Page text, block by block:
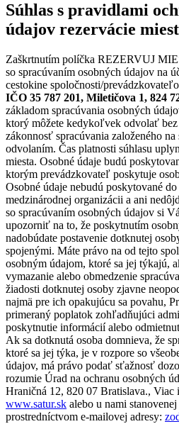
Súhlas s pravidlami
údajov rezervácie
Zaškrtnutím políčka REZERVUJ
so spracúvaním osobných údajov na
cestokine spoločnosti/
IČO 35 787 201, Miletičova 1, 824
základom spracúvania osobných
ktorý môžete kedykoľvek odvolať
zákonnosť spracúvania založeného
odvolaním. Čas platnosti súhlasu
miesta. Osobné údaje budú
ktorým prevádzkovateľ poskytuje
Osobné údaje nebudú poskytované
medzinárodnej organizácii a ani
so spracúvaním osobných údajov si
upozorniť na to, že poskytnutím
nadobúdate postavenie dotknutej
spojenými. Máte právo na od tejto
osobným údajom, ktoré sa jej týkajú,
vymazanie alebo obmedzenie
žiadosti dotknutej osoby zjavne
najmä pre ich opakujúcu sa povahu,
primeraný poplatok zohľadňujúci
poskytnutie informácií alebo
Ak sa dotknutá osoba domnieva, že
ktoré sa jej týka, je v rozpore so
údajov, má právo podať sťažnosť
rozumie Úrad na ochranu osobných
Hraničná 12, 820 07 Bratislava., Viac
www.satur.sk alebo u nami
prostredníctvom e-mailovej adresy: